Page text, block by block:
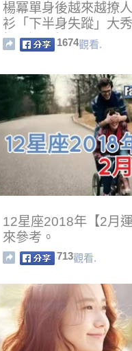
楊冪單身後越來越撩
衫「下半身失蹤」大
扣子還要解開三顆！
1674觀看.
12星座2018年【2月
來參考。
713觀看.